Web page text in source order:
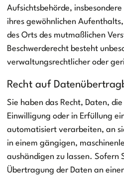
Aufsichtsbehörde,
ihres gewöhnlichen
des Orts des mutmaßlichen
Beschwerderecht besteht
verwaltungsrechtlicher oder
Recht auf
Sie haben das Recht, Daten,
Einwilligung oder in Erfüllung
automatisiert verarbeiten, an
in einem gängigen,
aushändigen zu lassen. Sofern
Übertragung der Daten an